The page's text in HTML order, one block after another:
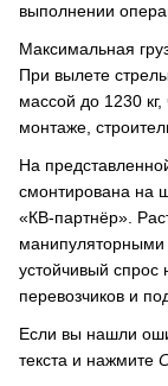
выполнении
Максимальная
При вылете
массой до 1230
монтаже,
На
смонтирована на
«КВ-партнёр».
устойчивый
перевозчиков и
Если вы нашли
текста и нажмите